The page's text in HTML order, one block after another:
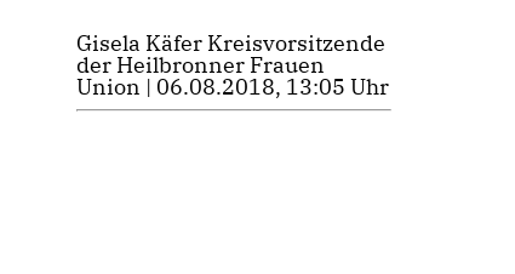
Gisela Käfer Kreisvorsitzende
der Heilbronner Frauen
Union | 06.08.2018, 13:05 Uhr